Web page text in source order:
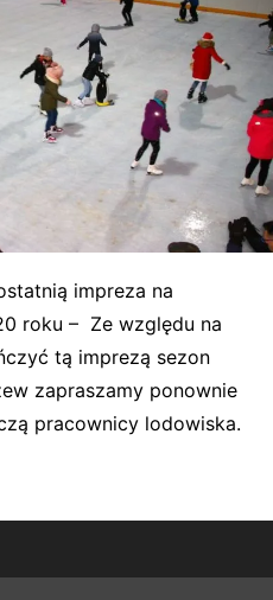
impreza na
roku – Ze względu na
tą imprezą sezon
zapraszamy ponownie
pracownicy lodowiska.